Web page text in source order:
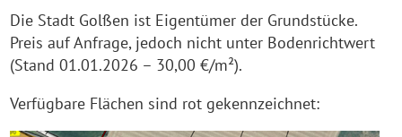
Die Stadt Golßen ist Eigentümer der Grundstücke.
Preis auf Anfrage, jedoch nicht unter Bodenrichtwert
(Stand 01.01.2026 – 30,00 €/m²).
Verfügbare Flächen sind rot gekennzeichnet: